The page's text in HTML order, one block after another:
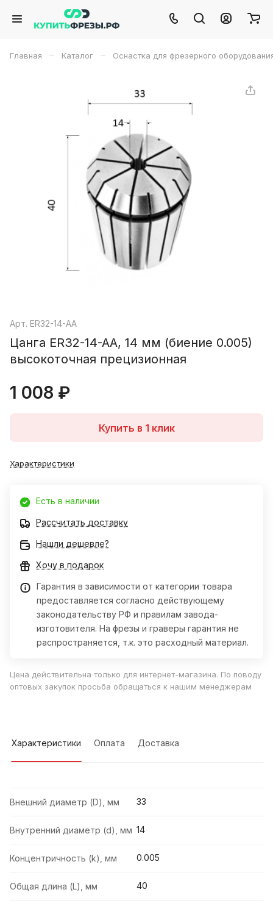
Главная – Каталог – Оснастка для фрезерного
Арт. ER32-14-AA
Цанга ER32-14-AA, 14 мм (биение 0.005)
высокоточная прецизионная
1 008 ₽
Купить в 1 клик
Характеристики
Есть в наличии
Рассчитать доставку
Нашли дешевле?
Хочу в подарок
Гарантия в зависимости от категории товара
предоставляется согласно действующему
законодательству РФ и правилам завода-
изготовителя. На фрезы и граверы гарантия не
распространяется, т.к. это расходный материал.
Цена действительна только для интернет-магазина. По поводу
оптовых закупок просьба обращаться к нашим менеджерам
Характеристики Оплата Доставка
Внешний диаметр (D), мм 33
Внутренний диаметр (d), мм 14
Концентричность (k), мм 0.005
Общая длина (L), мм 40